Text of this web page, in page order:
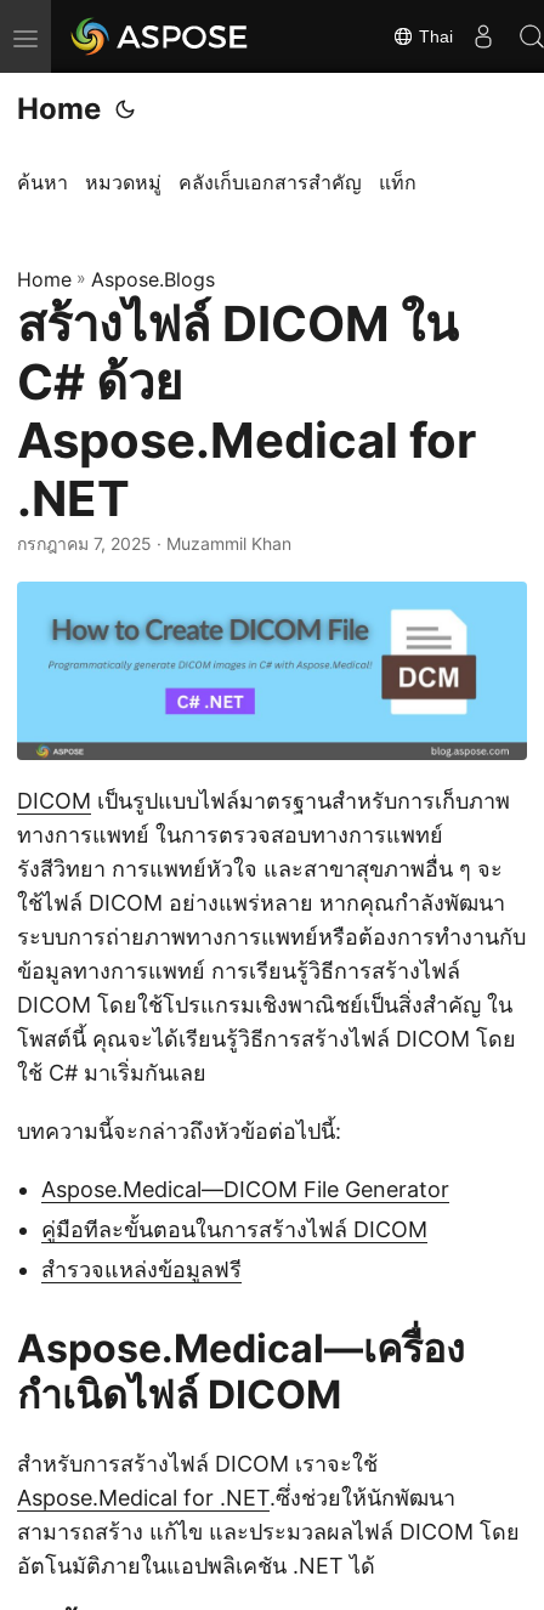
ส
ลั
บ
า
ท
า
ง
Thai
Home
ค้นหา หมวดหมู่ คลังเก็บเอกสารสำคัญ แท็ก
Home » Aspose.Blogs
สร้างไฟล์ DICOM ใน
C# ด้วย
Aspose.Medical for
.NET
กรกฎาคม 7, 2025 · Muzammil Khan
DICOM เป็นรูปแบบไฟล์มาตรฐานสำหรับการเก็บภาพ
ทางการแพทย์ ในการตรวจสอบทางการแพทย์
รังสีวิทยา การแพทย์หัวใจ และสาขาสุขภาพอื่น ๆ จะ
ใช้ไฟล์ DICOM อย่างแพร่หลาย หากคุณกำลังพัฒนา
ระบบการถ่ายภาพทางการแพทย์หรือต้องการทำงานกับ
ข้อมูลทางการแพทย์ การเรียนรู้วิธีการสร้างไฟล์
DICOM โดยใช้โปรแกรมเชิงพาณิชย์เป็นสิ่งสำคัญ ใน
โพสต์นี้ คุณจะได้เรียนรู้วิธีการสร้างไฟล์ DICOM โดย
ใช้ C# มาเริ่มกันเลย
บทความนี้จะกล่าวถึงหัวข้อต่อไปนี้:
Aspose.Medical—DICOM File Generator
คู่มือทีละขั้นตอนในการสร้างไฟล์ DICOM
สำรวจแหล่งข้อมูลฟรี
Aspose.Medical—เครื่อง
กำเนิดไฟล์ DICOM
สำหรับการสร้างไฟล์ DICOM เราจะใช้
Aspose.Medical for .NET.ซึ่งช่วยให้นักพัฒนา
สามารถสร้าง แก้ไข และประมวลผลไฟล์ DICOM โดย
อัตโนมัติภายในแอปพลิเคชัน .NET ได้